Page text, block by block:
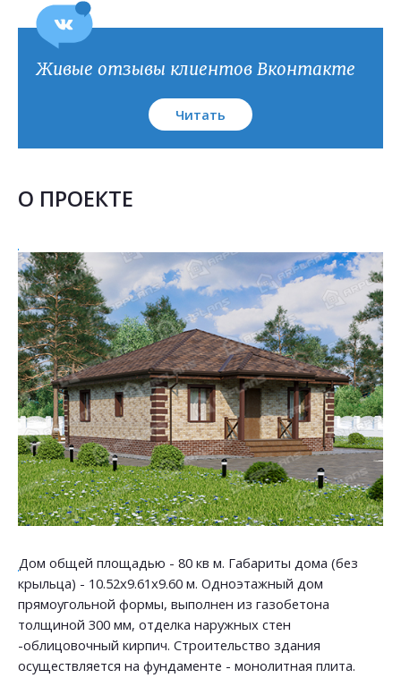
План кровли
Живые отзывы клиентов Вконтакте
Читать
О ПРОЕКТЕ
Дом общей площадью - 80 кв м. Габариты дома (без
крыльца) - 10.52х9.61х9.60 м. Одноэтажный дом
прямоугольной формы, выполнен из газобетона
толщиной 300 мм, отделка наружных стен
-облицовочный кирпич. Строительство здания
осуществляется на фундаменте - монолитная плита.